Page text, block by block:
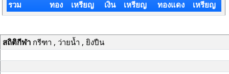
รวม
ทอง เหรียญ
เงิน เหรียญ
ทองแดง เหรียญ
สถิติกีฬากรีฑา , ว่ายน้ำ , ยิงปืน